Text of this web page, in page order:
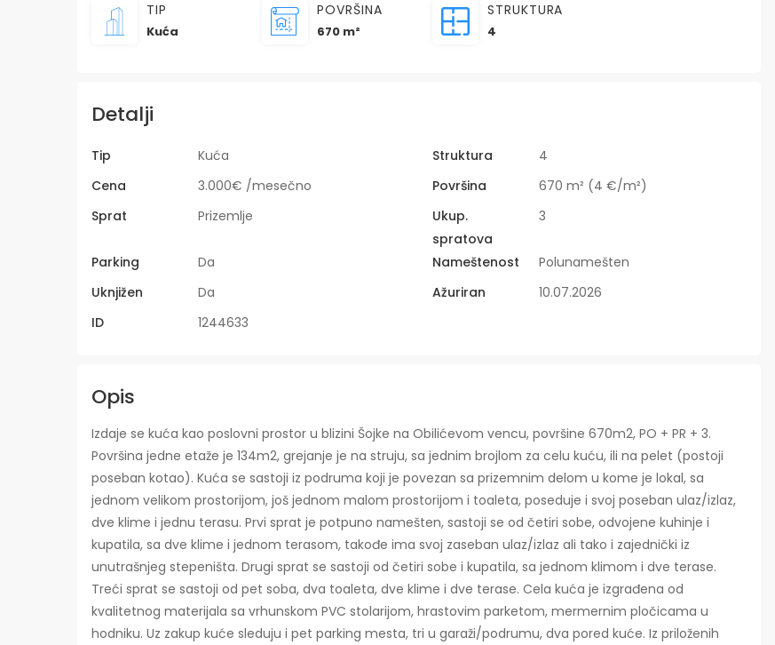
TIP
Kuća
POVRŠINA
670 m²
STRUKTURA
4
Detalji
Tip Kuća Struktura
4
Cena
3.000€ /mesečno Površina
670 m² (4 €/m²)
Sprat
Prizemlje
Ukup.
spratova
3
Parking Da Nameštenost
Polunamešten
Uknjižen
Da Ažuriran
10.07.2026
ID
1244633
Opis
Izdaje se kuća kao poslovni prostor u blizini Šojke na Obilićevom vencu, površine 670m2, PO + PR + 3.
Površina jedne etaže je 134m2, grejanje je na struju, sa jednim brojlom za celu kuću, ili na pelet (postoji
poseban kotao). Kuća se sastoji iz podruma koji je povezan sa prizemnim delom u kome je lokal, sa
jednom velikom prostorijom, još jednom malom prostorijom i toaleta, poseduje i svoj poseban ulaz/izlaz,
dve klime i jednu terasu. Prvi sprat je potpuno namešten, sastoji se od četiri sobe, odvojene kuhinje i
kupatila, sa dve klime i jednom terasom, takođe ima svoj zaseban ulaz/izlaz ali tako i zajednički iz
unutrašnjeg stepeništa. Drugi sprat se sastoji od četiri sobe i kupatila, sa jednom klimom i dve terase.
Treći sprat se sastoji od pet soba, dva toaleta, dve klime i dve terase. Cela kuća je izgrađena od
kvalitetnog materijala sa vrhunskom PVC stolarijom, hrastovim parketom, mermernim pločicama u
hodniku. Uz zakup kuće sleduju i pet parking mesta, tri u garaži/podrumu, dva pored kuće. Iz priloženih